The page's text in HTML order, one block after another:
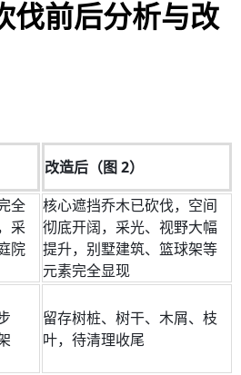
伐前后分析与改
改造后（图 2）
全
采
院
核心遮挡乔木已砍伐，空间
彻底开阔，采光、视野大幅
提升，别墅建筑、篮球架等
元素完全显现
留存树桩、树干、木屑、枝
叶，待清理收尾